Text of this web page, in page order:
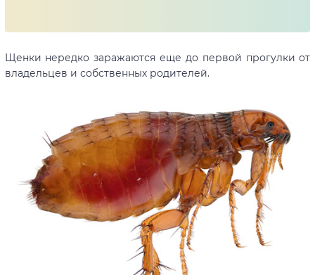
Щенки нередко заражаются еще до первой прогулки от
владельцев и собственных родителей.